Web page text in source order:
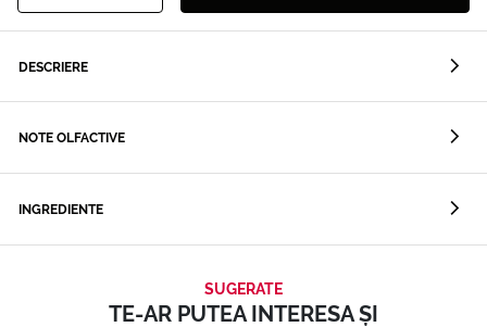
DESCRIERE
NOTE OLFACTIVE
INGREDIENTE
SUGERATE
TE-AR PUTEA INTERESA ȘI